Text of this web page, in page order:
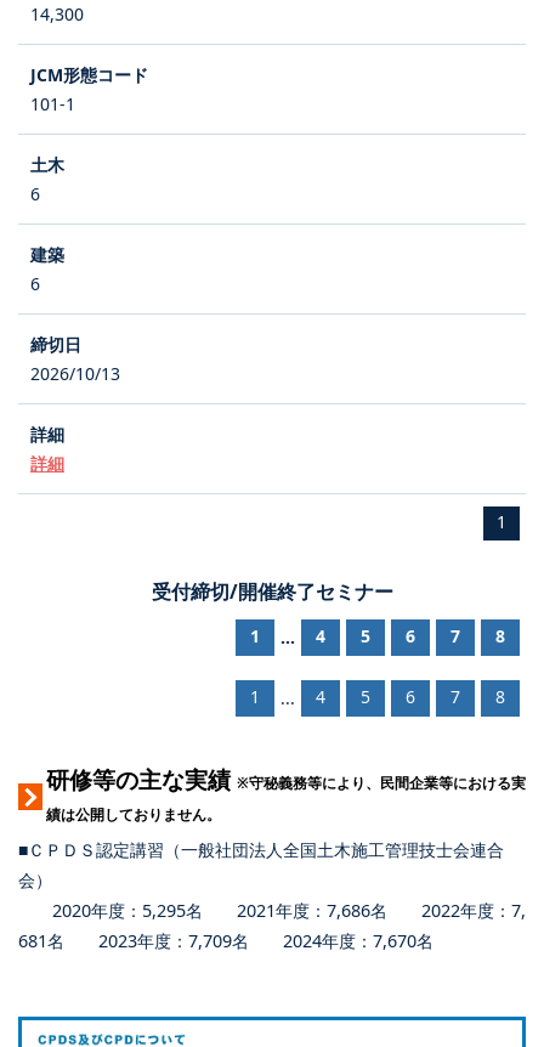
14,300
101-1
6
6
2026/10/13
詳細
1
受付締切/開催終了セミナー
1 ... 4 5 6 7 8
1 ... 4 5 6 7 8
研修等の主な実績 ※守秘義務等により、民間企業等における実
績は公開しておりません。
■ＣＰＤＳ認定講習（一般社団法人全国土木施工管理技士会連合
会）
2020年度：5,295名 2021年度：7,686名 2022年度：7,
681名 2023年度：7,709名 2024年度：7,670名